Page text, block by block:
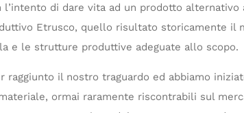
l’intento di dare vita ad un prodotto
Etrusco, quello risultato storicamente il
e le strutture produttive adeguate allo scopo.
il nostro traguardo ed abbiamo
ormai raramente riscontrabili sul